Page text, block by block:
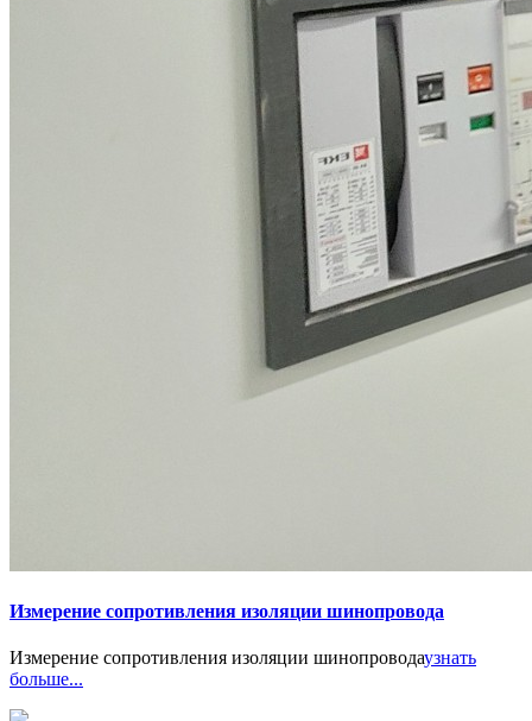
Измерение сопротивления изоляции шинопровода
Измерение сопротивления изоляции шинопроводаузнать
больше...